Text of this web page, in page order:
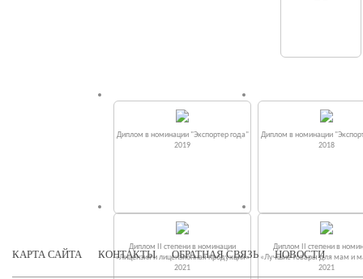
Диплом в номинации "Экспортер года"
2019
Диплом в номинации
2018
Диплом II степени в номинации
«Лицензия и лицензионная продукция»
2021
Диплом II степени в
«Лучшие товары для мам и
2021
КАРТА САЙТА КОНТАКТЫ ОБРАТНАЯ СВЯЗЬ НОВОСТИ